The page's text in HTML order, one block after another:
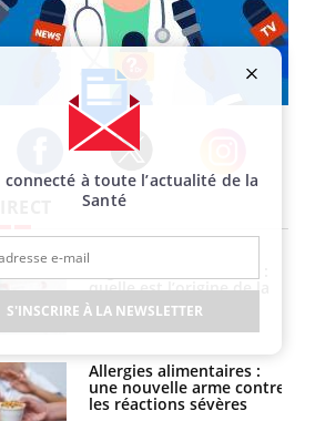
Facebook Twitter Instagram
quelle est l’origine de la
contamination ?
Allergies alimentaires :
une nouvelle arme contre
les réactions sévères
connecté à toute l’actualité de la
Santé
S'INSCRIRE À LA NEWSLETTER